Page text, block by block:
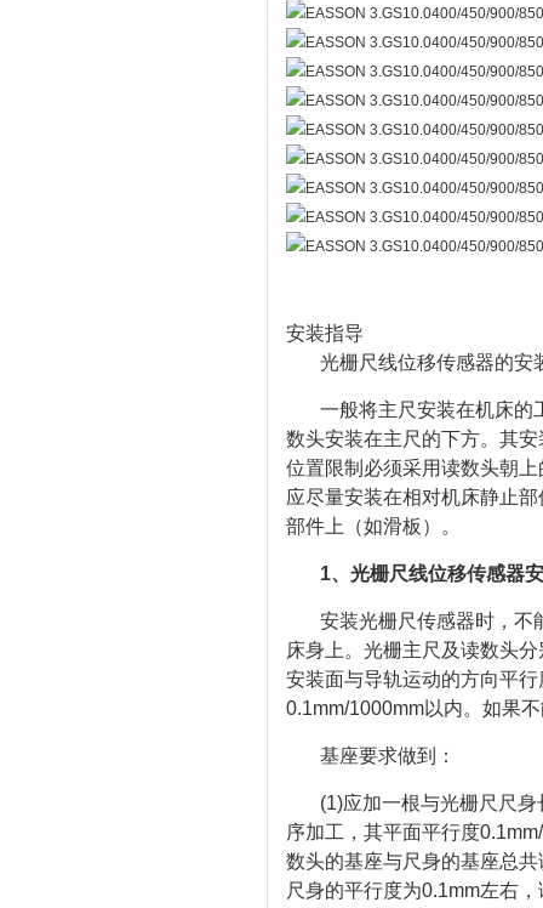
安装指导
光栅尺线位移传感器的安
一般将主尺安装在机床的
数头安装在主尺的下方。其
位置限制必须采用读数头朝
应尽量安装在相对机床静止
部件上（如滑板）。
1、光栅尺线位移传感器
安装光栅尺传感器时，不
床身上。光栅主尺及读数头
安装面与导轨运动的方向平
0.1mm/1000mm以内。如果
基座要求做到：
(1)应加一根与光栅尺尺
序加工，其平面平行度
数头的基座与尺身的基座总
尺身的平行度为0.1mm左右